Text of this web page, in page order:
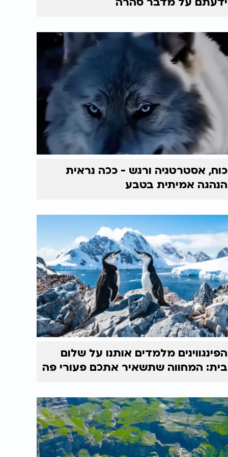
כוח, אסטרטגיה ורגש - ככה נראית
הנהגה אמיתית בטבע
הפינגווינים מלמדים אותנו על שלום
בית: המחווה שתשאיר אתכם פעורי פה